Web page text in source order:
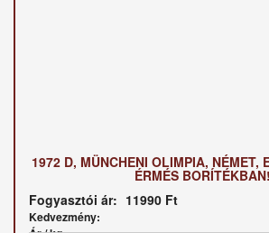
1972 D, MÜNCHENI OLIMPIA, NÉMET,
ÉRMÉS BORÍTÉKBAN!
Fogyasztói ár: 11990 Ft
Kedvezmény: